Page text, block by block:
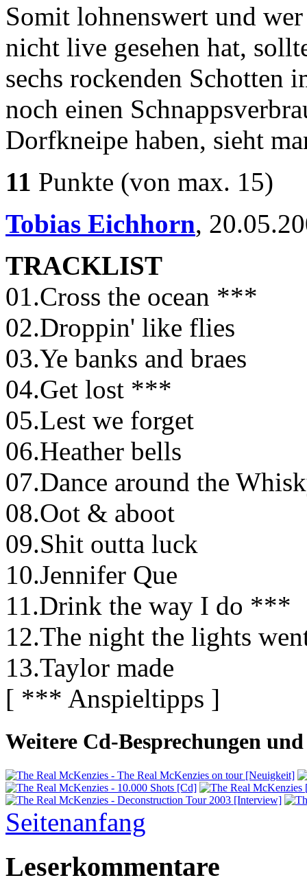
Somit lohnenswert und
nicht live gesehen hat,
sechs rockenden Schotten
noch einen
Dorfkneipe haben, sieht
11 Punkte (von max. 15)
Tobias Eichhorn,
TRACKLIST
01.Cross the ocean ***
02.Droppin' like flies
03.Ye banks and braes
04.Get lost ***
05.Lest we forget
06.Heather bells
07.Dance around the
08.Oot & aboot
09.Shit outta luck
10.Jennifer Que
11.Drink the way I do ***
12.The night the lights
13.Taylor made
[ *** Anspieltipps ]
Weitere Cd-Besprechungen
Seitenanfang
Leserkommentare